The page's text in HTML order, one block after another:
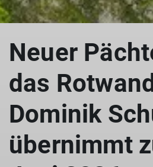
Neuer
das
Dominik
übernimmt